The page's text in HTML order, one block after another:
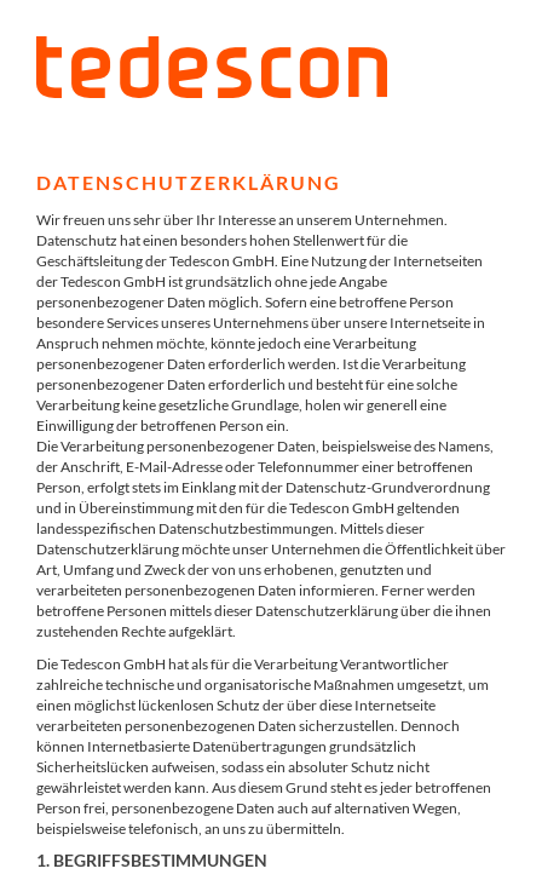
DATENSCHUTZERKLÄRUNG
Wir freuen uns sehr über Ihr Interesse an unserem Unternehmen.
Datenschutz hat einen besonders hohen Stellenwert für die
Geschäftsleitung der Tedescon GmbH. Eine Nutzung der Internetseiten
der Tedescon GmbH ist grundsätzlich ohne jede Angabe
personenbezogener Daten möglich. Sofern eine betroffene Person
besondere Services unseres Unternehmens über unsere Internetseite in
Anspruch nehmen möchte, könnte jedoch eine Verarbeitung
personenbezogener Daten erforderlich werden. Ist die Verarbeitung
personenbezogener Daten erforderlich und besteht für eine solche
Verarbeitung keine gesetzliche Grundlage, holen wir generell eine
Einwilligung der betroffenen Person ein.
Die Verarbeitung personenbezogener Daten, beispielsweise des Namens,
der Anschrift, E-Mail-Adresse oder Telefonnummer einer betroffenen
Person, erfolgt stets im Einklang mit der Datenschutz-Grundverordnung
und in Übereinstimmung mit den für die Tedescon GmbH geltenden
landesspezifischen Datenschutzbestimmungen. Mittels dieser
Datenschutzerklärung möchte unser Unternehmen die Öffentlichkeit über
Art, Umfang und Zweck der von uns erhobenen, genutzten und
verarbeiteten personenbezogenen Daten informieren. Ferner werden
betroffene Personen mittels dieser Datenschutzerklärung über die ihnen
zustehenden Rechte aufgeklärt.
Die Tedescon GmbH hat als für die Verarbeitung Verantwortlicher
zahlreiche technische und organisatorische Maßnahmen umgesetzt, um
einen möglichst lückenlosen Schutz der über diese Internetseite
verarbeiteten personenbezogenen Daten sicherzustellen. Dennoch
können Internetbasierte Datenübertragungen grundsätzlich
Sicherheitslücken aufweisen, sodass ein absoluter Schutz nicht
gewährleistet werden kann. Aus diesem Grund steht es jeder betroffenen
Person frei, personenbezogene Daten auch auf alternativen Wegen,
beispielsweise telefonisch, an uns zu übermitteln.
1. BEGRIFFSBESTIMMUNGEN